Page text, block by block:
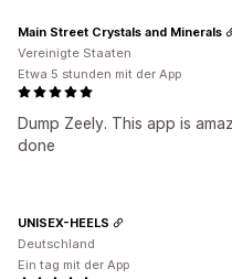
Dump Zeely. This app is
done
Main Street Crystals and Minerals
Vereinigte Staaten
Etwa 5 stunden mit der App
UNISEX-HEELS
Deutschland
Ein tag mit der App